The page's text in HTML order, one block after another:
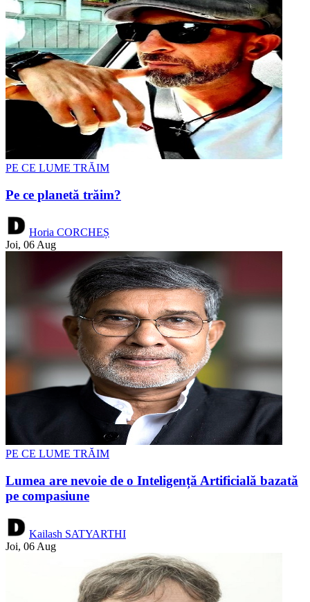
PE CE LUME TRĂIM
Pe ce planetă trăim?
Horia CORCHEȘ
Joi, 06 Aug
PE CE LUME TRĂIM
Lumea are nevoie de o Inteligență Artificială bazată
pe compasiune
Kailash SATYARTHI
Joi, 06 Aug